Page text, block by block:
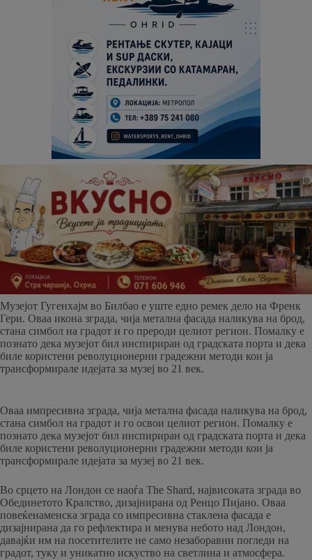
Музејот Гугенхајм во Билбао е уште едно ремек дело на Френк
Гери. Оваа икона зграда, чија метална фасада наликува на брод,
стана симбол на градот и го прероди целиот регион. Помалку е
познато дека музејот бил инспириран од градската порта и дека
биле користени револуционерни градежни методи кои ја
трансформирале идејата за музеј во 21 век.
Оваа импресивна зграда, чија метална фасада наликува на брод,
стана симбол на градот и го освои целиот регион. Помалку е
познато дека музејот бил инспириран од градската порта и дека
биле користени револуционерни градежни методи кои ја
трансформирале идејата за музеј во 21 век.
Во срцето на Лондон се наоѓа The Shard, највисоката зграда во
Обединетото Кралство, дизајнирана од Ренцо Пијано. Оваа
повеќенаменска зграда со импресивна стаклена фасада е
дизајнирана да го рефлектира и менува небото над Лондон,
давајќи им на посетителите не само незаборавни погледи на
градот, туку и уникатно искуство на светлина и атмосфера.